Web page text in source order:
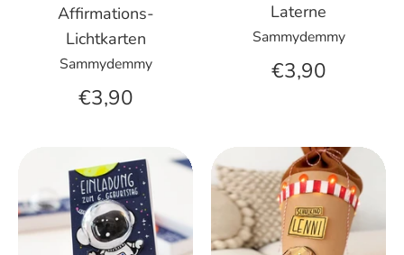
Affirmations-
Lichtkarten
Sammydemmy
€3,90
Laterne
Sammydemmy
€3,90